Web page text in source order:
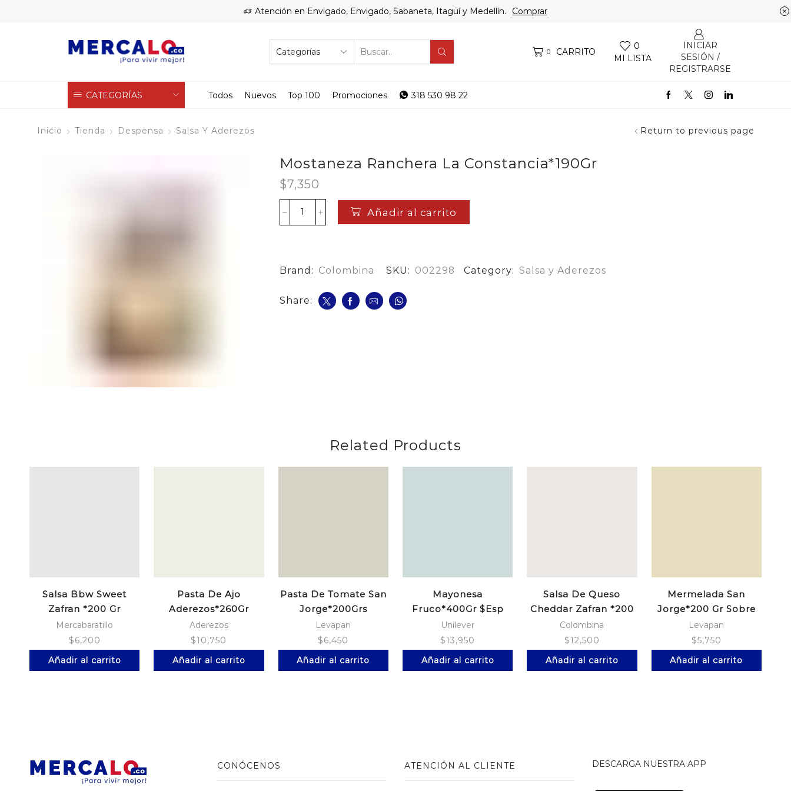
Atención en Envigado, Envigado, Sabaneta, Itagüí y Medellín. Comprar
SEARCH
0 CARRITO
0
MI LISTA
INICIAR
SESIÓN /
REGISTRARSE
CATEGORÍAS Todos Nuevos Top 100 Promociones 318 530 98 22
Inicio Tienda Despensa Salsa Y Aderezos Return to previous page
Mostaneza Ranchera La Constancia*190Gr
$7,350
Mostaneza
Ranchera
cantidad
Añadir al carrito
Brand: Colombina SKU: 002298 Category: Salsa y Aderezos
Share:
Related Products
Salsa Bbw Sweet
Zafran *200 Gr
Mercabaratillo
$6,200
Añadir al carrito
Pasta De Ajo
Aderezos*260Gr
Aderezos
$10,750
Añadir al carrito
Pasta De Tomate San
Jorge*200Grs
Levapan
$6,450
Añadir al carrito
Mayonesa
Fruco*400Gr $Esp
Doypack
Unilever
$13,950
Añadir al carrito
Salsa De Queso
Cheddar Zafran *200
Grs
Colombina
$12,500
Añadir al carrito
Mermelada San
Jorge*200 Gr Sobre
Pi?A
Levapan
$5,750
Añadir al carrito
CONÓCENOS ATENCIÓN AL CLIENTE DESCARGA NUESTRA APP